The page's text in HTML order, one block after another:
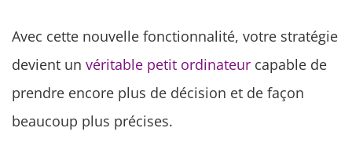
Avec cette nouvelle fonctionnalité, votre stratégie
devient un véritable petit ordinateur capable de
prendre encore plus de décision et de façon
beaucoup plus précises.